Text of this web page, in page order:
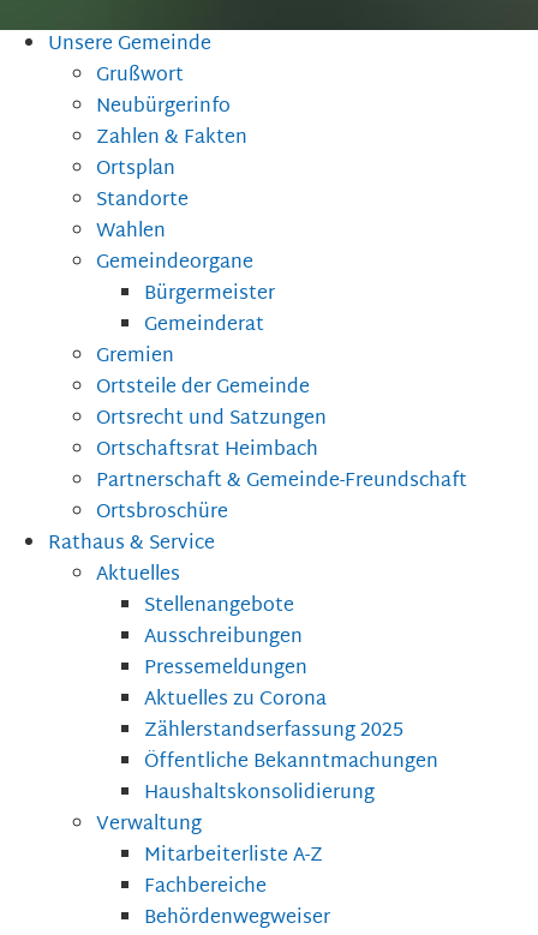
Unsere Gemeinde
Grußwort
Neubürgerinfo
Zahlen & Fakten
Ortsplan
Standorte
Wahlen
Gemeindeorgane
Bürgermeister
Gemeinderat
Gremien
Ortsteile der Gemeinde
Ortsrecht und Satzungen
Ortschaftsrat Heimbach
Partnerschaft & Gemeinde-Freundschaft
Ortsbroschüre
Rathaus & Service
Aktuelles
Stellenangebote
Ausschreibungen
Pressemeldungen
Aktuelles zu Corona
Zählerstandserfassung 2025
Öffentliche Bekanntmachungen
Haushaltskonsolidierung
Verwaltung
Mitarbeiterliste A-Z
Fachbereiche
Behördenwegweiser